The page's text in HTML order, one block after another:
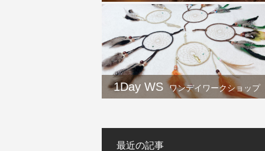
1Day WS ワンデイワークショップ
最近の記事